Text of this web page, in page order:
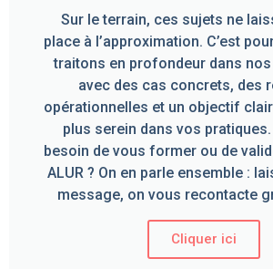
Sur le terrain, ces sujets ne
place à l’approximation. C’est
traitons en profondeur dans
avec des cas concrets, des
opérationnelles et un objectif
plus serein dans vos
besoin de vous former ou de
ALUR ? On en parle ensemble :
message, on vous recontacte
Cliquer ici